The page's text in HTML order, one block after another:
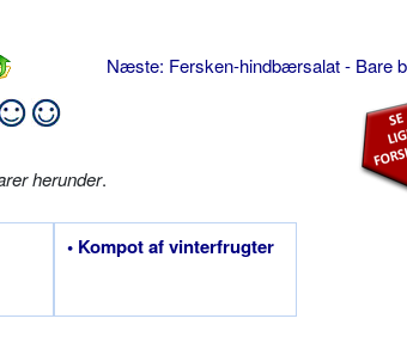
Næste: Fersken-hindbærsalat - Bare
herunder.
• Kompot af vinterfrugter